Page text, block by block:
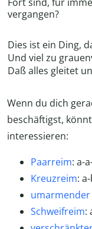
vergangen?
Dies ist ein Ding,
Und viel zu
Daß alles gleitet
Wenn du dich
beschäftigst,
interessieren:
Paarreim: a-
Kreuzreim:
umarmender
Schweifreim: